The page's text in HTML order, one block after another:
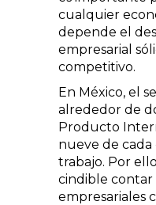
cual­quier
depende el
empresarial
competitivo.
En México, el
alrededor de
Producto
nueve de cada
trabajo. Por
cindible contar
empresariales